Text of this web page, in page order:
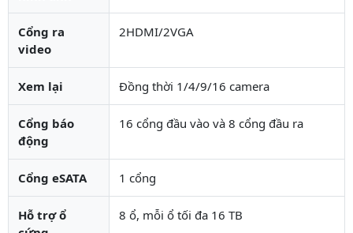
Cổng ra
video
2HDMI/2VGA
Xem lại Đồng thời 1/4/9/16 camera
Cổng báo
động
16 cổng đầu vào và 8 cổng đầu ra
Cổng eSATA 1 cổng
Hỗ trợ ổ
8 ổ, mỗi ổ tối đa 16 TB